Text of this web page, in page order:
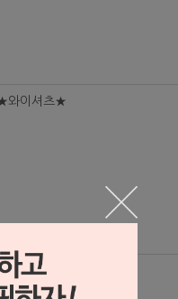
와이셔츠★
와이셔츠★